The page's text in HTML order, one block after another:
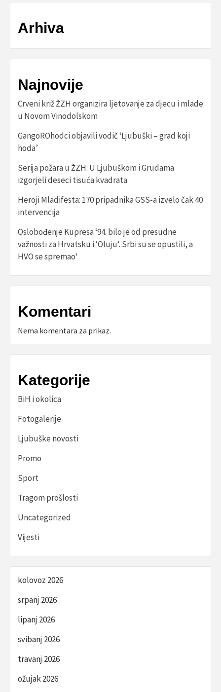
Arhiva
Najnovije
Crveni križ ŽZH organizira ljetovanje za djecu i mlade
u Novom Vinodolskom
GangoROhodci objavili vodič ‘Ljubuški – grad koji
hoda’
Serija požara u ŽZH: U Ljubuškom i Grudama
izgorjeli deseci tisuća kvadrata
Heroji Mladifesta: 170 pripadnika GSS-a izvelo čak 40
intervencija
Oslobođenje Kupresa ‘94. bilo je od presudne
važnosti za Hrvatsku i ‘Oluju‘. Srbi su se opustili, a
HVO se spremao‘
Komentari
Nema komentara za prikaz.
Kategorije
BiH i okolica
Fotogalerije
Ljubuške novosti
Promo
Sport
Tragom prošlosti
Uncategorized
Vijesti
kolovoz 2026
srpanj 2026
lipanj 2026
svibanj 2026
travanj 2026
ožujak 2026